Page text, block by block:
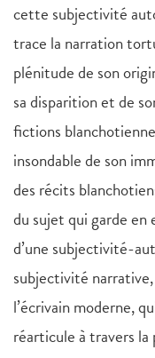
cette subjectivité
trace la narration
plénitude de son
sa disparition et de
fictions
insondable de son
des récits
du sujet qui garde en
d’une subjectivité-
subjectivité
l’écrivain moderne,
réarticule à travers